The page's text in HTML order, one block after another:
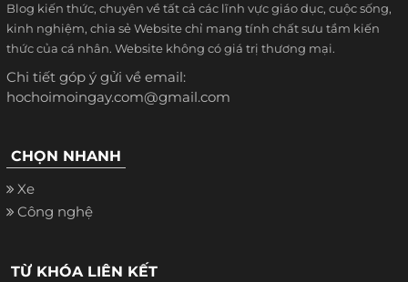
Blog kiến thức, chuyên về tất cả các lĩnh vực giáo dục, cuộc sống,
kinh nghiệm, chia sẻ Website chỉ mang tính chất sưu tầm kiến
thức của cá nhân. Website không có giá trị thương mại.
Chi tiết góp ý gửi về email:
hochoimoingay.com@gmail.com
CHỌN NHANH
Xe
Công nghệ
TỪ KHÓA LIÊN KẾT